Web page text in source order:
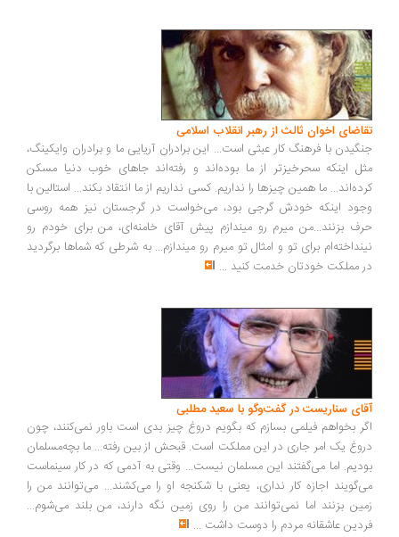
تقاضای اخوان ثالث از رهبر انقلاب اسلامی
جنگیدن با فرهنگ کار عبثی است... این برادران آریایی ما و برادران وایکینگ،
مثل اینکه سحرخیزتر از ما بوده‌اند و رفته‌اند جاهای خوب دنیا مسکن
کرده‌اند... ما همین چیزها را نداریم. کسی نداریم از ما انتقاد بکند... استالین با
وجود اینکه خودش گرجی بود، می‌خواست در گرجستان نیز همه روسی
حرف بزنند...من میرم رو میندازم پیش آقای خامنه‌ای، من برای خودم رو
نینداخته‌ام برای تو و امثال تو میرم رو میندازم... به شرطی که شماها برگردید
در مملکت خودتان خدمت کنید ...
آقای سناریست در گفت‌وگو با سعید مطلبی
اگر بخواهم فیلمی بسازم که بگویم دروغ چیز بدی است باور نمی‌کنند، چون
دروغ یک امر جاری در این مملکت است. قبحش از بین رفته... ما بچه‌مسلمان
بودیم. اما می‌گفتند این مسلمان نیست... وقتی به آدمی که در کار سینماست
می‌گویند اجازه کار نداری، یعنی با شکنجه او را می‌کشند... می‌توانند من را
زمین بزنند اما نمی‌توانند من را روی زمین نگه دارند، من بلند می‌شوم...
فردین عاشقانه مردم را دوست داشت ...